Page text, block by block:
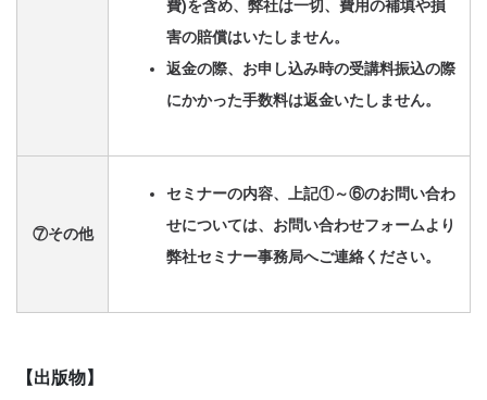
費)を含め、弊社は一切、費用の補填や損
害の賠償はいたしません。
返金の際、お申し込み時の受講料振込の際
にかかった手数料は返金いたしません。
⑦その他
セミナーの内容、上記①～⑥のお問い合わ
せについては、お問い合わせフォームより
弊社セミナー事務局へご連絡ください。
【出版物】